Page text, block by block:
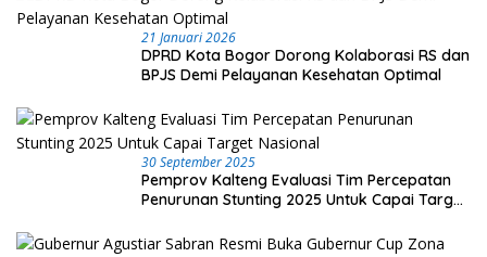
21 Januari 2026
DPRD Kota Bogor Dorong Kolaborasi RS dan
BPJS Demi Pelayanan Kesehatan Optimal
30 September 2025
Pemprov Kalteng Evaluasi Tim Percepatan
Penurunan Stunting 2025 Untuk Capai Target